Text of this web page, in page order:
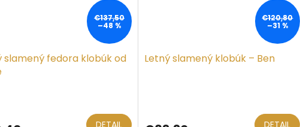
€137,50
–48 %
slamený fedora klobúk od
DETAIL
€120,80
–31 %
Letný slamený klobúk – Ben
DETAIL